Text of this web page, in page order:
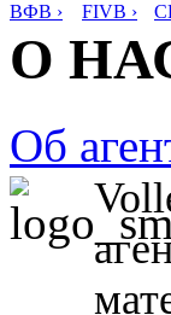
ВФВ › FIVB ›
О
Об